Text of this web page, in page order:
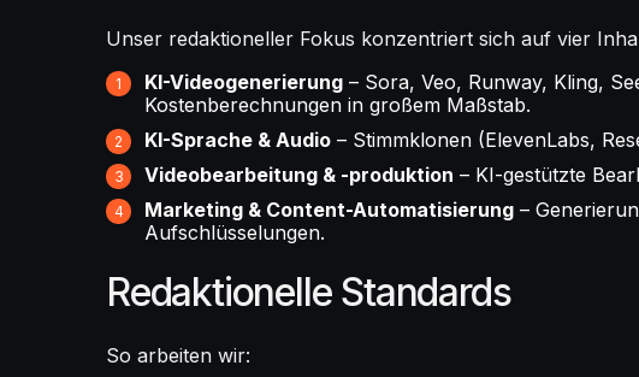
Unser redaktioneller Fokus konzentriert sich auf vier
KI-Videogenerierung – Sora, Veo, Runway, Kling,
Kostenberechnungen in großem Maßstab.
KI-Sprache & Audio – Stimmklonen (ElevenLabs,
Videobearbeitung & -produktion – KI-gestützte
Marketing & Content-Automatisierung –
Aufschlüsselungen.
Redaktionelle Standards
So arbeiten wir: